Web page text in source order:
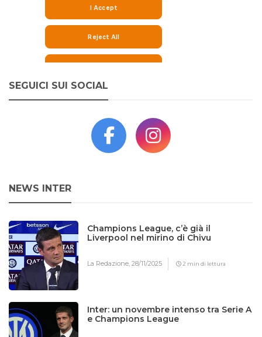
SEGUICI SUI SOCIAL
NEWS INTER
Champions League, c’è già il
Liverpool nel mirino di Chivu
La Redazione,28/11/2025 2 min di lettura
Inter: un novembre intenso tra Serie A
e Champions League